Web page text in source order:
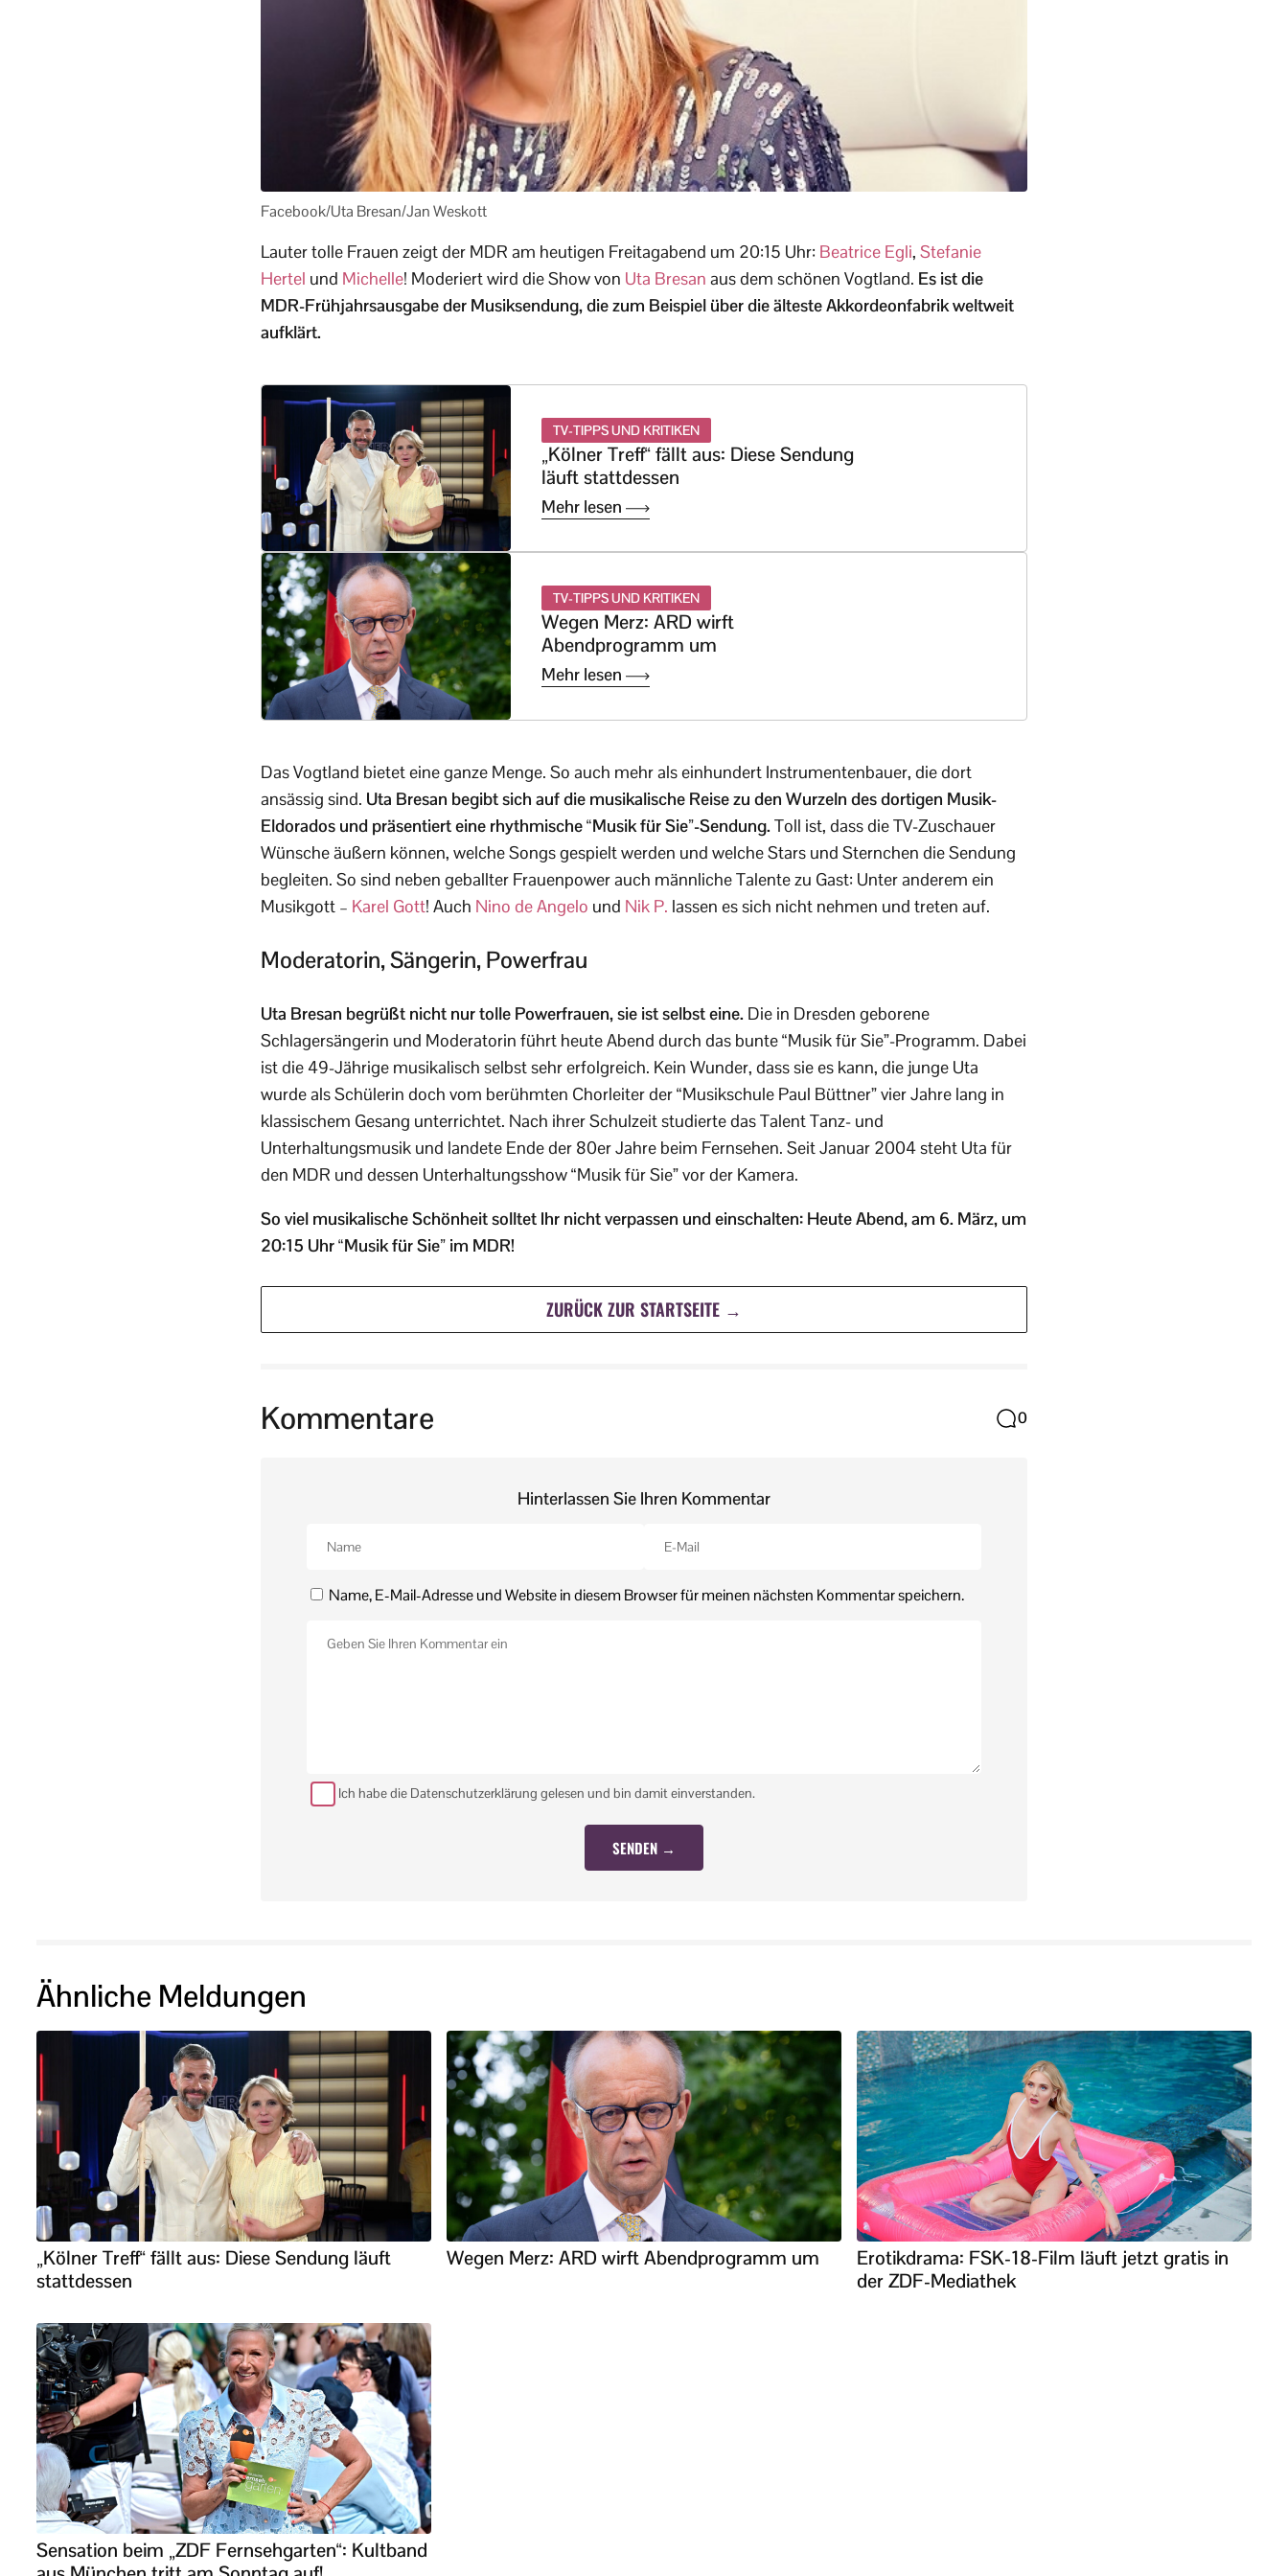
Facebook/Uta Bresan/Jan Weskott
Lauter tolle Frauen zeigt der MDR am heutigen Freitagabend um 20:15 Uhr: Beatrice Egli, Stefanie
Hertel und Michelle! Moderiert wird die Show von Uta Bresan aus dem schönen Vogtland. Es ist die
MDR-Frühjahrsausgabe der Musiksendung, die zum Beispiel über die älteste Akkordeonfabrik weltweit
aufklärt.
TV-TIPPS UND KRITIKEN
„Kölner Treff“ fällt aus: Diese Sendung
läuft stattdessen
Mehr lesen
TV-TIPPS UND KRITIKEN
Wegen Merz: ARD wirft
Abendprogramm um
Mehr lesen
Das Vogtland bietet eine ganze Menge. So auch mehr als einhundert Instrumentenbauer, die dort
ansässig sind. Uta Bresan begibt sich auf die musikalische Reise zu den Wurzeln des dortigen Musik-
Eldorados und präsentiert eine rhythmische “Musik für Sie”-Sendung. Toll ist, dass die TV-Zuschauer
Wünsche äußern können, welche Songs gespielt werden und welche Stars und Sternchen die Sendung
begleiten. So sind neben geballter Frauenpower auch männliche Talente zu Gast: Unter anderem ein
Musikgott – Karel Gott! Auch Nino de Angelo und Nik P. lassen es sich nicht nehmen und treten auf.
Moderatorin, Sängerin, Powerfrau
Uta Bresan begrüßt nicht nur tolle Powerfrauen, sie ist selbst eine. Die in Dresden geborene
Schlagersängerin und Moderatorin führt heute Abend durch das bunte “Musik für Sie”-Programm. Dabei
ist die 49-Jährige musikalisch selbst sehr erfolgreich. Kein Wunder, dass sie es kann, die junge Uta
wurde als Schülerin doch vom berühmten Chorleiter der “Musikschule Paul Büttner” vier Jahre lang in
klassischem Gesang unterrichtet. Nach ihrer Schulzeit studierte das Talent Tanz- und
Unterhaltungsmusik und landete Ende der 80er Jahre beim Fernsehen. Seit Januar 2004 steht Uta für
den MDR und dessen Unterhaltungsshow “Musik für Sie” vor der Kamera.
So viel musikalische Schönheit solltet Ihr nicht verpassen und einschalten: Heute Abend, am 6. März, um
20:15 Uhr “Musik für Sie” im MDR!
ZURÜCK ZUR STARTSEITE →
Kommentare 0
Hinterlassen Sie Ihren Kommentar
Name, E-Mail-Adresse und Website in diesem Browser für meinen nächsten Kommentar speichern.
Ich habe die Datenschutzerklärung gelesen und bin damit einverstanden.
Ähnliche Meldungen
„Kölner Treff“ fällt aus: Diese Sendung läuft
stattdessen
Wegen Merz: ARD wirft Abendprogramm um
Erotikdrama: FSK-18-Film läuft jetzt gratis in
der ZDF-Mediathek
Sensation beim „ZDF Fernsehgarten“: Kultband